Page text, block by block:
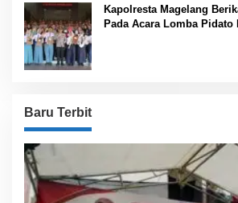
Kapolresta Magelang
Pada Acara Lomba Pidato
Baru Terbit